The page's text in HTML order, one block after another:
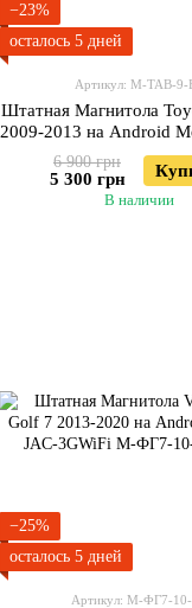
−23%
осталось 5 дней
Артикул: М-ТАВ-9-
Штатная Магнитола
2009-2013 на Android
3GWiFi
6 900 грн
5 300 грн
В наличии
−25%
осталось 5 дней
Артикул: М-ФГ7-